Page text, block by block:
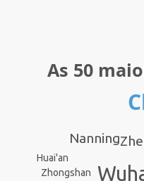
As 50
Nanning
Zhongshan
Huai'an